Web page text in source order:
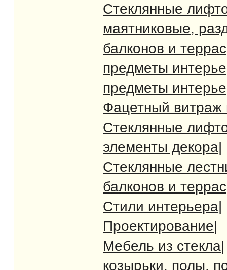
Стеклянные
маятниковые,
балконов и террас
предметы
предметы
Фацетный витраж
Стеклянные
элементы декора|
Стеклянные
балконов и террас
Стили интерьера|
Проектирование|
Мебель из стекла|
козырьки, полы,